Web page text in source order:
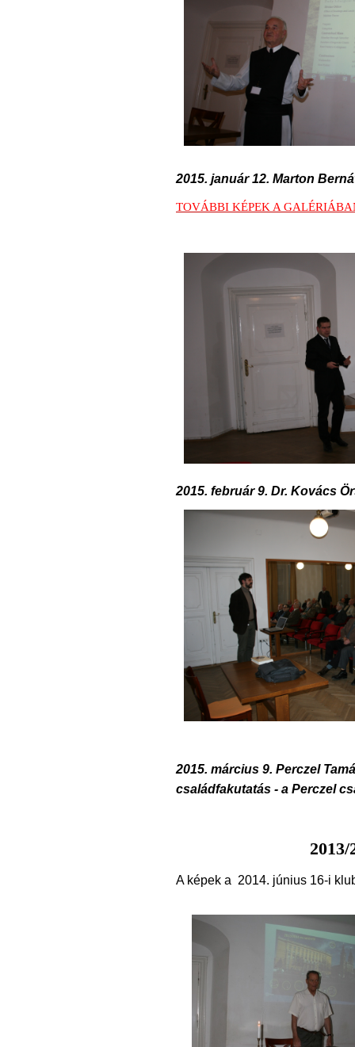
2015. január 12. Marton
TOVÁBBI KÉPEK A
2015. február 9. Dr. Kovács
2015. március 9. Perczel
családfakutatás - a Perczel
2013/
A képek a 2014. június 16-i